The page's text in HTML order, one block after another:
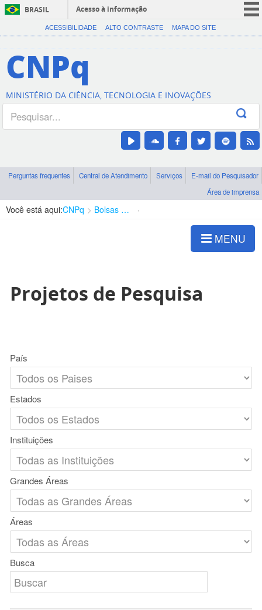
BRASIL
Acesso à informação
CORONAVÍRUS (COVID-19)
Canais
ACESSIBILIDADE ALTO CONTRASTE MAPA DO SITE
CNPq
MINISTÉRIO DA CIÊNCIA, TECNOLOGIA E INOVAÇÕES
Perguntas frequentes Central de Atendimento Serviços
E-mail do Pesquisador
Área de imprensa
Você está aqui:CNPq Bolsas e Auxílios Vigentes
MENU
Projetos de Pesquisa
País
Estados
Instituições
Grandes Áreas
Áreas
Busca